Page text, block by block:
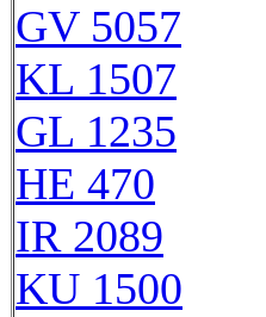
GV 5057
KL 1507
GL 1235
HE 470
IR 2089
KU 1500